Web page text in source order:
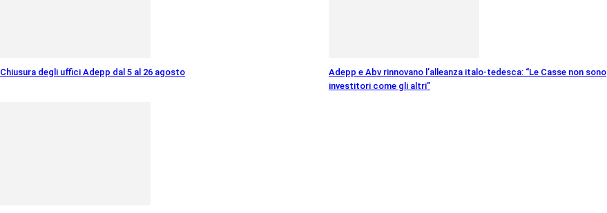
Chiusura degli uffici Adepp dal 5 al 26 agosto
Adepp e Abv rinnovano l’alleanza italo-tedesca: “Le Casse non sono
investitori come gli altri”